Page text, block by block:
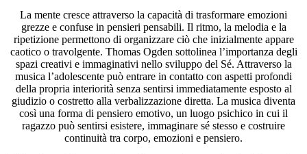
La mente cresce attraverso la capacità di trasformare emozioni
grezze e confuse in pensieri pensabili. Il ritmo, la melodia e la
ripetizione permettono di organizzare ciò che inizialmente appare
caotico o travolgente. Thomas Ogden sottolinea l’importanza degli
spazi creativi e immaginativi nello sviluppo del Sé. Attraverso la
musica l’adolescente può entrare in contatto con aspetti profondi
della propria interiorità senza sentirsi immediatamente esposto al
giudizio o costretto alla verbalizzazione diretta. La musica diventa
così una forma di pensiero emotivo, un luogo psichico in cui il
ragazzo può sentirsi esistere, immaginare sé stesso e costruire
continuità tra corpo, emozioni e pensiero.